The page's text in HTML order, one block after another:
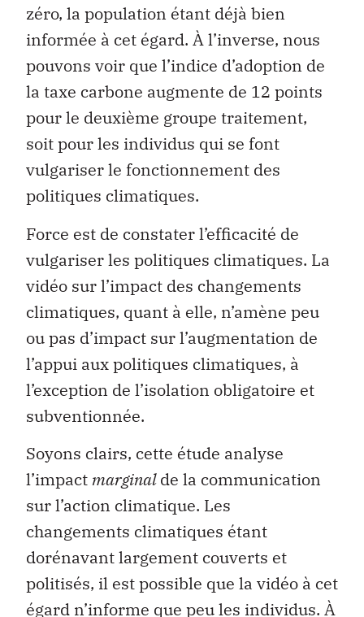
zéro, la population étant déjà bien
informée à cet égard. À l’inverse, nous
pouvons voir que l’indice d’adoption de
la taxe carbone augmente de 12 points
pour le deuxième groupe traitement,
soit pour les individus qui se font
vulgariser le fonctionnement des
politiques climatiques.
Force est de constater l’efficacité de
vulgariser les politiques climatiques. La
vidéo sur l’impact des changements
climatiques, quant à elle, n’amène peu
ou pas d’impact sur l’augmentation de
l’appui aux politiques climatiques, à
l’exception de l’isolation obligatoire et
subventionnée.
Soyons clairs, cette étude analyse
l’impact marginalde la communication
sur l’action climatique. Les
changements climatiques étant
dorénavant largement couverts et
politisés, il est possible que la vidéo à cet
égard n’informe que peu les individus. À